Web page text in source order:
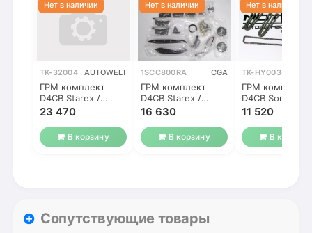
TK-32004 AUTOWELT
ГРМ комплект
D4CB Starex /
Grand Starex /
2.5 CRDi
23 470
В корзину
1SCC800RA CGA
ГРМ комплект
D4CB Starex /
Grand Starex /
2.5 CRDi
16 630
В корзину
TK-HY003-2
ГРМ комплект
D4CB Sorento,
Starex, Porter 2
11 520
В корзину
Сопутствующие товары